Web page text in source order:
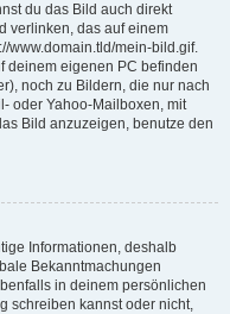
du das Bild auch direkt
verlinken, das auf einem
www.domain.tld/mein-bild.gif.
deinem eigenen PC befinden
noch zu Bildern, die nur nach
oder Yahoo-Mailboxen, mit
Bild anzuzeigen, benutze den
Informationen, deshalb
Bekanntmachungen
in deinem persönlichen
schreiben kannst oder nicht,